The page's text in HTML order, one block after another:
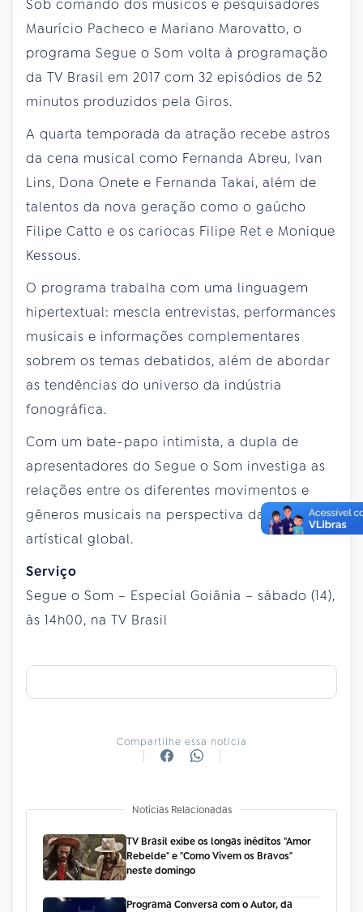
Sob comando dos músicos e pesquisadores
Maurício Pacheco e Mariano Marovatto, o
programa Segue o Som volta à programação
da TV Brasil em 2017 com 32 episódios de 52
minutos produzidos pela Giros.
A quarta temporada da atração recebe astros
da cena musical como Fernanda Abreu, Ivan
Lins, Dona Onete e Fernanda Takai, além de
talentos da nova geração como o gaúcho
Filipe Catto e os cariocas Filipe Ret e Monique
Kessous.
O programa trabalha com uma linguagem
hipertextual: mescla entrevistas, performances
musicais e informações complementares
sobrem os temas debatidos, além de abordar
as tendências do universo da indústria
fonográfica.
Com um bate-papo intimista, a dupla de
apresentadores do Segue o Som investiga as
relações entre os diferentes movimentos e
gêneros musicais na perspectiva da cena
artístical global.
Serviço
Segue o Som – Especial Goiânia – sábado (14),
às 14h00, na TV Brasil
Compartilhe essa notícia
Notícias Relacionadas
TV Brasil exibe os longas inéditos "Amor
Rebelde" e "Como Vivem os Bravos"
neste domingo
Programa Conversa com o Autor, da